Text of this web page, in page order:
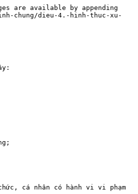
are available by appending
chung/dieu-4.-hinh-thuc-xu-
cá nhân có hành vi vi phạm